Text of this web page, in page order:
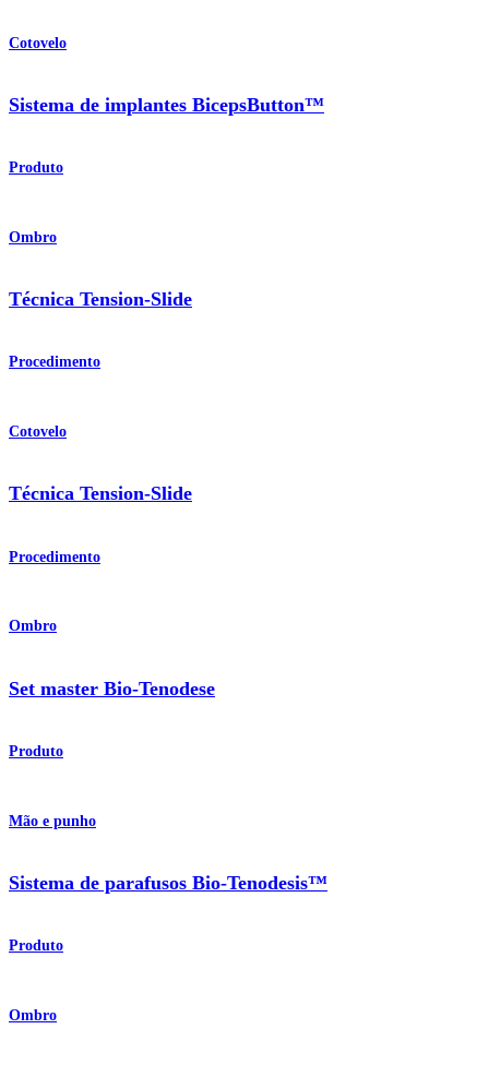
Cotovelo
Sistema de implantes BicepsButton™
Produto
Ombro
Técnica Tension-Slide
Procedimento
Cotovelo
Técnica Tension-Slide
Procedimento
Ombro
Set master Bio-Tenodese
Produto
Mão e punho
Sistema de parafusos Bio-Tenodesis™
Produto
Ombro